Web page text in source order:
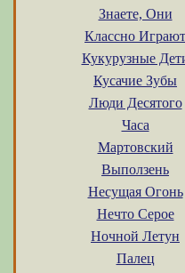
Знаете, Они
Классно Играют
Кукурузные
Кусачие Зубы
Люди Десятого
Часа
Мартовский
Выползень
Несущая Огонь
Нечто Серое
Ночной Летун
Палец